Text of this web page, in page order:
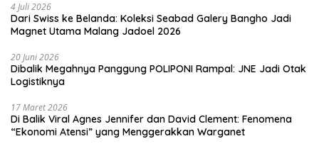
4 Juli 2026
Dari Swiss ke Belanda: Koleksi Seabad Galery Bangho Jadi
Magnet Utama Malang Jadoel 2026
20 Juni 2026
Dibalik Megahnya Panggung POLIPONI Rampal: JNE Jadi Otak
Logistiknya
17 Maret 2026
Di Balik Viral Agnes Jennifer dan David Clement: Fenomena
“Ekonomi Atensi” yang Menggerakkan Warganet